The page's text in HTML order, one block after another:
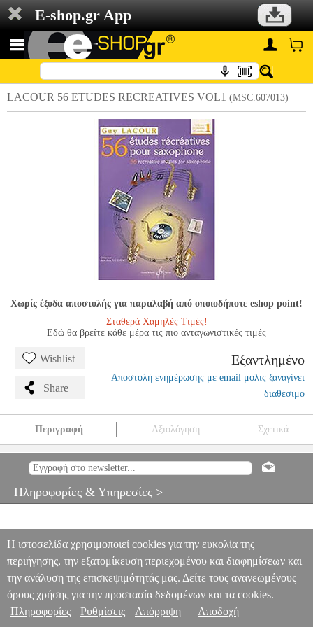
E-shop.gr App
LACOUR 56 ETUDES RECREATIVES VOL1 (MSC.607013)
Χωρίς έξοδα αποστολής για παραλαβή από οποιοδήποτε eshop point!
Σταθερά Χαμηλές Τιμές!
Εδώ θα βρείτε κάθε μέρα τις πιο ανταγωνιστικές τιμές
Wishlist
Share
Εξαντλημένο
Αποστολή ενημέρωσης με email μόλις ξαναγίνει
διαθέσιμο
Περιγραφή Αξιολόγηση Σχετικά
MSC.607013 BILLABONG
ΜΟΥΣΙΚΑ ΒΙΒΛΙΑ
0
Πληροφορίες & Υπηρεσίες >
Η ιστοσελίδα χρησιμοποιεί cookies για την ευκολία της
περιήγησης, την εξατομίκευση περιεχομένου και διαφημίσεων και
την ανάλυση της επισκεψιμότητάς μας. Δείτε τους ανανεωμένους
όρους χρήσης για την προστασία δεδομένων και τα cookies.
Πληροφορίες
Ρυθμίσεις Απόρριψη Αποδοχή